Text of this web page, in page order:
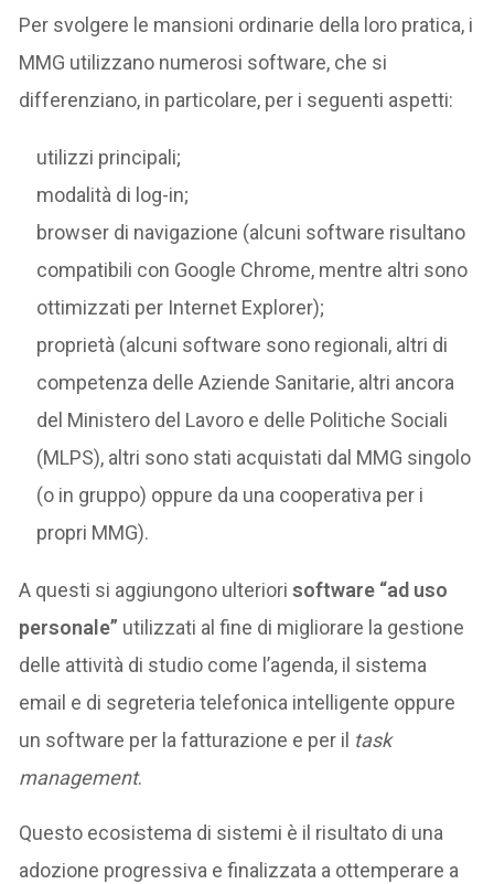
Per svolgere le mansioni ordinarie della loro pratica, i
MMG utilizzano numerosi software, che si
differenziano, in particolare, per i seguenti aspetti:
utilizzi principali;
modalità di log-in;
browser di navigazione (alcuni software risultano
compatibili con Google Chrome, mentre altri sono
ottimizzati per Internet Explorer);
proprietà (alcuni software sono regionali, altri di
competenza delle Aziende Sanitarie, altri ancora
del Ministero del Lavoro e delle Politiche Sociali
(MLPS), altri sono stati acquistati dal MMG singolo
(o in gruppo) oppure da una cooperativa per i
propri MMG).
A questi si aggiungono ulteriori software “ad uso
personale” utilizzati al fine di migliorare la gestione
delle attività di studio come l’agenda, il sistema
email e di segreteria telefonica intelligente oppure
un software per la fatturazione e per il task
management.
Questo ecosistema di sistemi è il risultato di una
adozione progressiva e finalizzata a ottemperare a